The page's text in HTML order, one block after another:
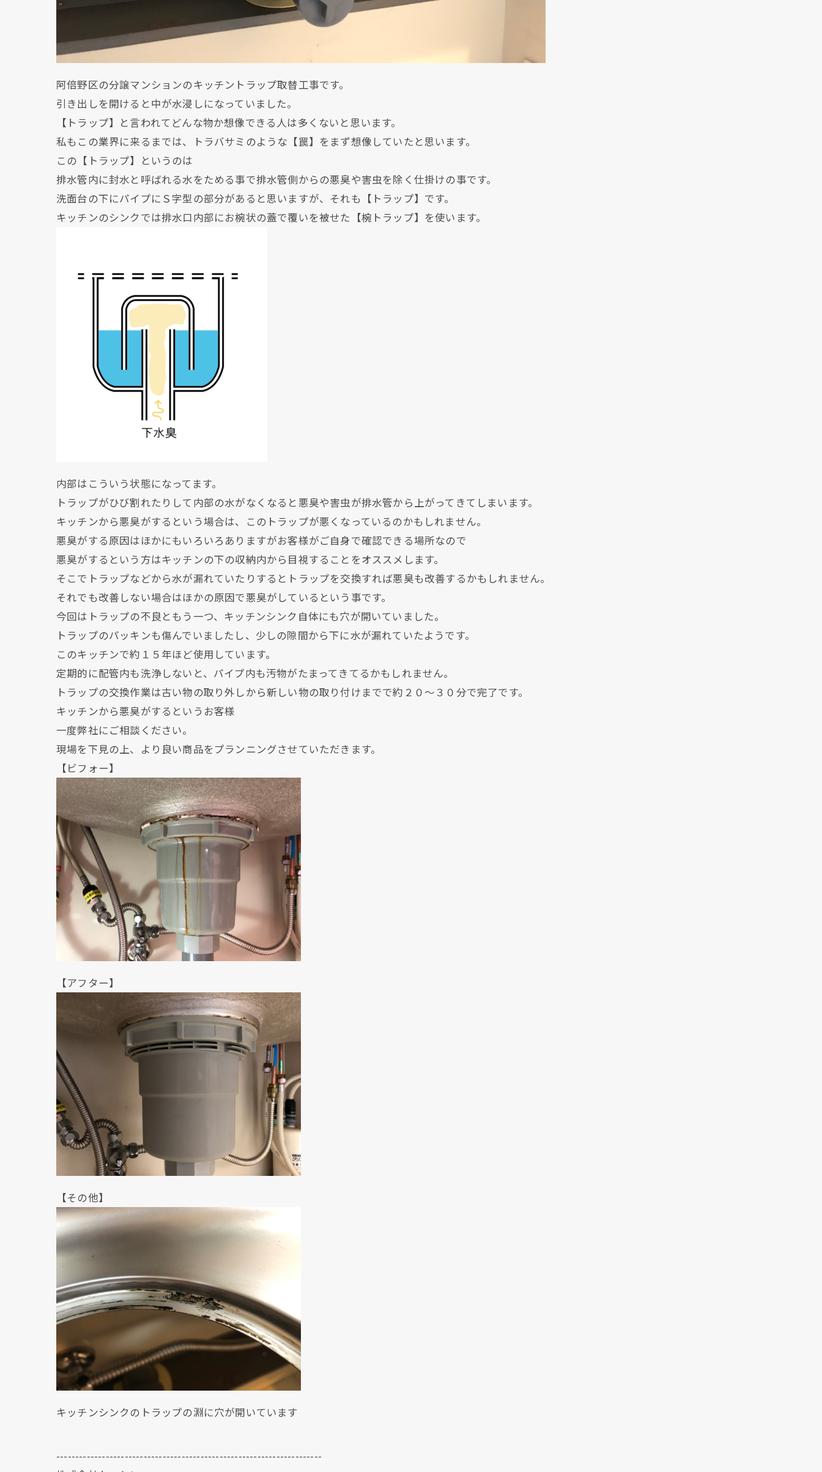
阿倍野区の分譲マンションのキッチントラップ取替工事です。
引き出しを開けると中が水浸しになっていました。
【トラップ】と言われてどんな物か想像できる人は多くないと思います。
私もこの業界に来るまでは、トラバサミのような【罠】をまず想像していたと思います。
この【トラップ】というのは
排水管内に封水と呼ばれる水をためる事で排水管側からの悪臭や害虫を除く仕掛けの事です。
洗面台の下にパイプにＳ字型の部分があると思いますが、それも【トラップ】です。
キッチンのシンクでは排水口内部にお椀状の蓋で覆いを被せた【椀トラップ】を使います。
内部はこういう状態になってます。
トラップがひび割れたりして内部の水がなくなると悪臭や害虫が排水管から上がってきてしまいます。
キッチンから悪臭がするという場合は、このトラップが悪くなっているのかもしれません。
悪臭がする原因はほかにもいろいろありますがお客様がご自身で確認できる場所なので
悪臭がするという方はキッチンの下の収納内から目視することをオススメします。
そこでトラップなどから水が漏れていたりするとトラップを交換すれば悪臭も改善するかもしれません。
それでも改善しない場合はほかの原因で悪臭がしているという事です。
今回はトラップの不良ともう一つ、キッチンシンク自体にも穴が開いていました。
トラップのパッキンも傷んでいましたし、少しの隙間から下に水が漏れていたようです。
このキッチンで約１５年ほど使用しています。
定期的に配管内も洗浄しないと、パイプ内も汚物がたまってきてるかもしれません。
トラップの交換作業は古い物の取り外しから新しい物の取り付けまでで約２０～３０分で完了です。
キッチンから悪臭がするというお客様
一度弊社にご相談ください。
現場を下見の上、より良い商品をプランニングさせていただきます。
【ビフォー】
【アフター】
【その他】
キッチンシンクのトラップの淵に穴が開いています
----------------------------------------------------------------------
現在、新聞に入っている折込チラシです。
現在、新聞に入っている折込チラシです。